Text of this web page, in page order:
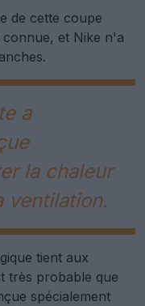
de cette coupe
et Nike n'a
a
la chaleur
ventilation.
tient aux
très probable que
spécialement